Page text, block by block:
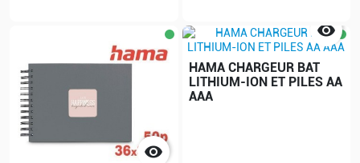


HAMA CHARGEUR BAT
LITHIUM-ION ET PILES AA
AAA